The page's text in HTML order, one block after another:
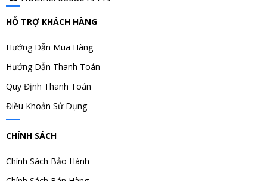
HỖ TRỢ KHÁCH HÀNG
Hướng Dẫn Mua Hàng
Hướng Dẫn Thanh Toán
Quy Định Thanh Toán
Điều Khoản Sử Dụng
CHÍNH SÁCH
Chính Sách Bảo Hành